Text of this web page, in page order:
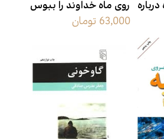
روی ماه خداوند را ببوس
63,000 تومان